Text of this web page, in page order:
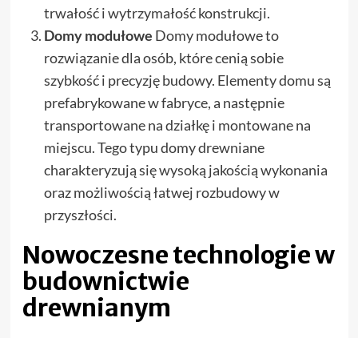
trwałość i wytrzymałość konstrukcji.
Domy modułowe Domy modułowe to
rozwiązanie dla osób, które cenią sobie
szybkość i precyzję budowy. Elementy domu są
prefabrykowane w fabryce, a następnie
transportowane na działkę i montowane na
miejscu. Tego typu domy drewniane
charakteryzują się wysoką jakością wykonania
oraz możliwością łatwej rozbudowy w
przyszłości.
Nowoczesne technologie w
budownictwie
drewnianym